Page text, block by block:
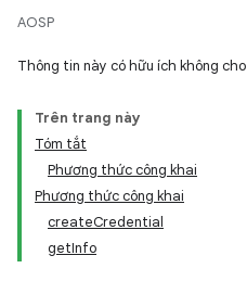
AOSP
Thông tin này có hữu ích không
Trên trang này
Tóm tắt
Phương thức công khai
Phương thức công khai
createCredential
getInfo